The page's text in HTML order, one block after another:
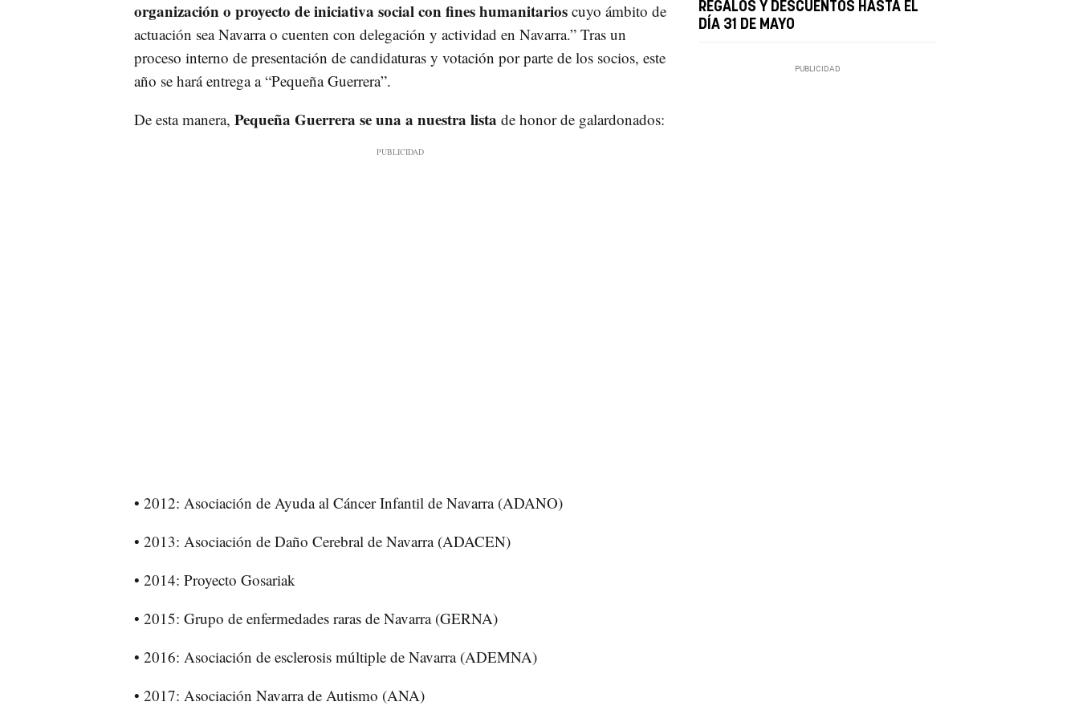
organización o proyecto de iniciativa social con fines humanitarios cuyo ámbito de
actuación sea Navarra o cuenten con delegación y actividad en Navarra.” Tras un
proceso interno de presentación de candidaturas y votación por parte de los socios, este
año se hará entrega a “Pequeña Guerrera”.
De esta manera, Pequeña Guerrera se una a nuestra lista de honor de galardonados:
• 2012: Asociación de Ayuda al Cáncer Infantil de Navarra (ADANO)
• 2013: Asociación de Daño Cerebral de Navarra (ADACEN)
• 2014: Proyecto Gosariak
• 2015: Grupo de enfermedades raras de Navarra (GERNA)
• 2016: Asociación de esclerosis múltiple de Navarra (ADEMNA)
• 2017: Asociación Navarra de Autismo (ANA)
REGALOS Y DESCUENTOS HASTA EL
DÍA 31 DE MAYO